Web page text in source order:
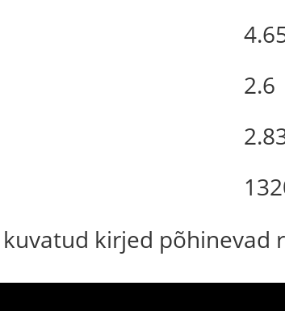
2.6
kirjed põhinevad